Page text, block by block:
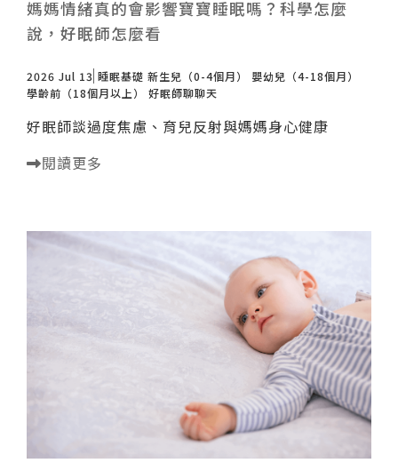
媽媽情緒真的會影響寶寶睡眠嗎？科學怎麼
說，好眠師怎麼看
2026 Jul 13 睡眠基礎 新生兒（0-4個月）
嬰幼兒（4-18個月）
學齡前（18個月以上）
好眠師聊聊天
好眠師談過度焦慮、育兒反射與媽媽身心健康
閱讀更多